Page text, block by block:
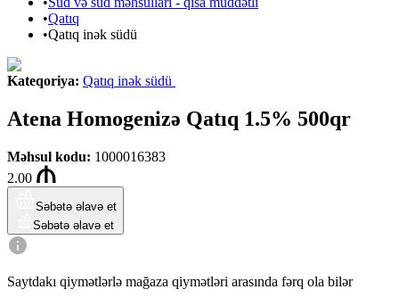
•Qatıq
•Qatıq inək südü
Kateqoriya: Qatıq inək südü
Atena Homogenizə Qatıq 1.5% 500qr
Məhsul kodu: 1000016383
2.00
Səbətə əlavə et
Səbətə əlavə et
Saytdakı qiymətlərlə mağaza qiymətləri arasında fərq ola bilər